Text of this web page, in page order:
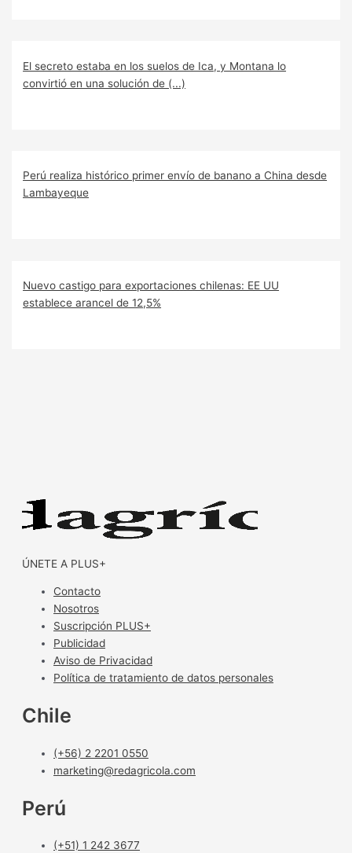
El secreto estaba en los suelos de Ica, y Montana lo
convirtió en una solución de (...)
Perú realiza histórico primer envío de banano a China desde
Lambayeque
Nuevo castigo para exportaciones chilenas: EE UU
establece arancel de 12,5%
ÚNETE A PLUS+
Contacto
Nosotros
Suscripción PLUS+
Publicidad
Aviso de Privacidad
Política de tratamiento de datos personales
Chile
(+56) 2 2201 0550
marketing@redagricola.com
Perú
(+51) 1 242 3677